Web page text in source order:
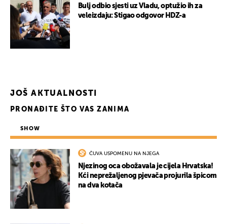
Bulj odbio sjesti uz Vladu, optužio ih za
veleizdaju: Stigao odgovor HDZ-a
JOŠ AKTUALNOSTI
PRONAĐITE ŠTO VAS ZANIMA
SHOW
ČUVA USPOMENU NA NJEGA
Njezinog oca obožavala je cijela Hrvatska!
Kći neprežaljenog pjevača projurila špicom
na dva kotača